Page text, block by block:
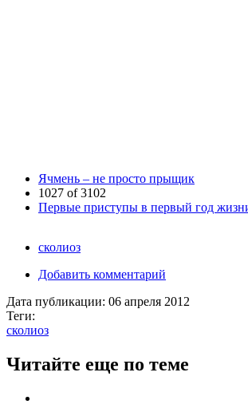
Ячмень – не просто прыщик
1027 of 3102
Первые приступы в первый год
сколиоз
Добавить комментарий
Дата публикации: 06 апреля 2012
Теги:
сколиоз
Читайте еще по теме